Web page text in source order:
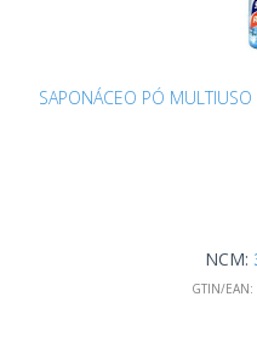
SAPONÁCEO PÓ
NCM:
GTIN/EAN: